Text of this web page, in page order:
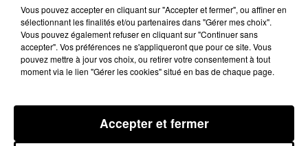
1er décembre 2023 - 2 min 22 sec
LES INFOS DE L'AUDE DU 01/12/2023 À
10H00
Les infos de l'Aude
Vous pouvez accepter en cliquant sur "Accepter et fermer", ou affiner en
sélectionnant les finalités et/ou partenaires dans "Gérer mes choix".
Vous pouvez également refuser en cliquant sur "Continuer sans
accepter". Vos préférences ne s'appliqueront que pour ce site. Vous
pouvez mettre à jour vos choix, ou retirer votre consentement à tout
moment via le lien "Gérer les cookies" situé en bas de chaque page.
Accepter et fermer